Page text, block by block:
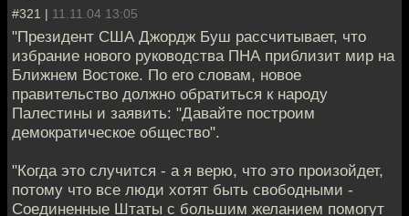
#321 | 11.11.04 13:05
"Президент США Джордж Буш рассчитывает, что
избрание нового руководства ПНА приблизит мир на
Ближнем Востоке. По его словам, новое
правительство должно обратиться к народу
Палестины и заявить: "Давайте построим
демократическое общество".
"Когда это случится - а я верю, что это произойдет,
потому что все люди хотят быть свободными -
Соединенные Штаты с большим желанием помогут